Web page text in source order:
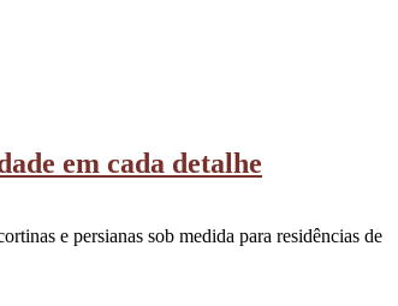
em cada detalhe
e persianas sob medida para residências de